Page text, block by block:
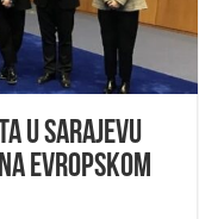
u Sarajevu
evropskom